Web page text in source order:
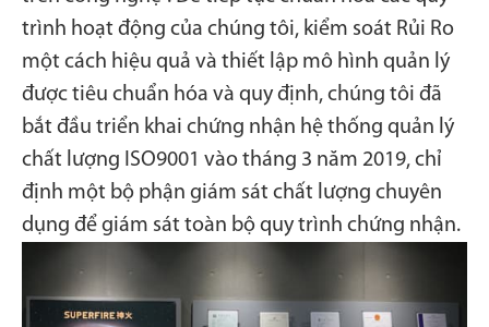
trình hoạt động của chúng tôi, kiểm soát Rủi Ro
một cách hiệu quả và thiết lập mô hình quản lý
được tiêu chuẩn hóa và quy định, chúng tôi đã
bắt đầu triển khai chứng nhận hệ thống quản lý
chất lượng ISO9001 vào tháng 3 năm 2019, chỉ
định một bộ phận giám sát chất lượng chuyên
dụng để giám sát toàn bộ quy trình chứng nhận.